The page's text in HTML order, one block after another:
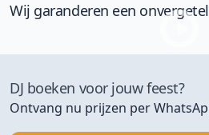
Wij garanderen een
DJ boeken voor jouw feest?
Ontvang nu prijzen per